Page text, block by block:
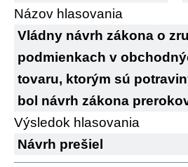
Názov hlasovania
Vládny návrh zákona o
podmienkach v
tovaru, ktorým sú
bol návrh zákona
Výsledok hlasovania
Návrh prešiel